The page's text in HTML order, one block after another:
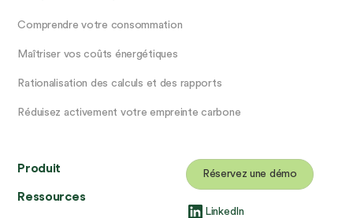
Comprendre votre consommation
Maîtriser vos coûts énergétiques
Rationalisation des calculs et des rapports
Réduisez activement votre empreinte carbone
Produit
Ressources
Réservez une démo
LinkedIn